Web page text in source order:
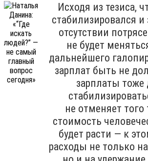
Исходя из тезиса,
стабилизировался
отсутствии
не будет
дальнейшего
зарплат быть не
зарплаты
не отменяет того
стоимость
будет расти — к
расходы не только